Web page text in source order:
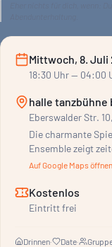
Mittwoch, 8. Juli
18:30 Uhr— 04:00
halle tanzbühne
Eberswalder Str.
Die charmante
Ensemble zeigt
Auf Google Maps öffnen
Kostenlos
Eintritt frei
Drinnen· Date·